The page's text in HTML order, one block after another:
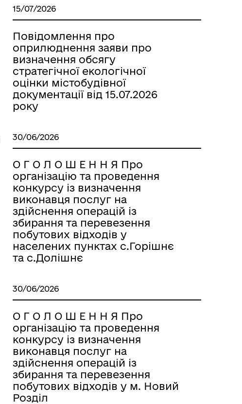
15/07/2026
Повідомлення про
оприлюднення заяви про
визначення обсягу
стратегічної екологічної
оцінки містобудівної
документації від 15.07.2026
року
30/06/2026
О Г О Л О Ш Е Н Н Я Про
організацію та проведення
конкурсу із визначення
виконавця послуг на
здійснення операцій із
збирання та перевезення
побутових відходів у
населених пунктах с.Горішнє
та с.Долішнє
30/06/2026
О Г О Л О Ш Е Н Н Я Про
організацію та проведення
конкурсу із визначення
виконавця послуг на
здійснення операцій із
збирання та перевезення
побутових відходів у м. Новий
Розділ